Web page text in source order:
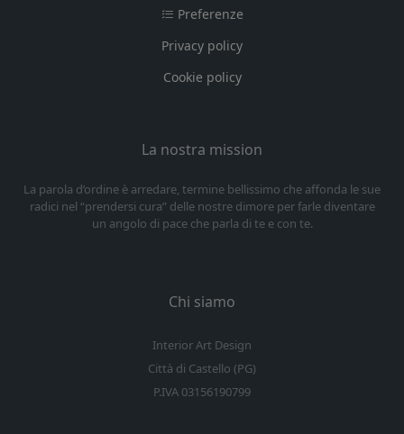
Preferenze
Privacy policy
Cookie policy
La nostra mission
La parola d’ordine è arredare, termine bellissimo che affonda le sue
radici nel “prendersi cura” delle nostre dimore per farle diventare
un angolo di pace che parla di te e con te.
Chi siamo
Interior Art Design
Città di Castello (PG)
P.IVA 03156190799